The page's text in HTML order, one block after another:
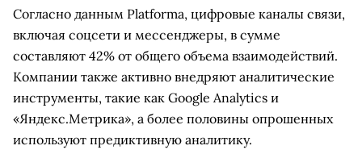
Согласно данным Platforma, цифровые каналы связи,
включая соцсети и мессенджеры, в сумме
составляют 42% от общего объема взаимодействий.
Компании также активно внедряют аналитические
инструменты, такие как Google Analytics и
«Яндекс.Метрика», а более половины опрошенных
используют предиктивную аналитику.